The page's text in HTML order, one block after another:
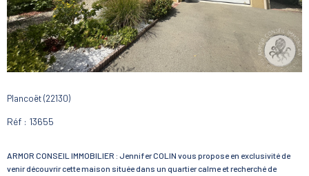
Plancoët (22130)
Réf : 13655
ARMOR CONSEIL IMMOBILIER : Jennifer COLIN vous propose en exclusivité de
venir découvrir cette maison située dans un quartier calme et recherché de